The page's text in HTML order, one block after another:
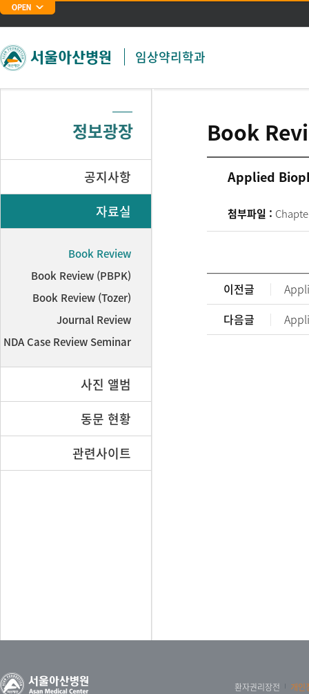
주메뉴 바로가기
본문 바로가기
임상약리학과
정보광장
공지사항
자료실
Book Review
Book Review (PBPK)
Book Review (Tozer)
Journal Review
NDA Case Review Seminar
사진 앨범
동문 현황
관련사이트
Book
Applied
첨부파일 :
이전글
다음글
환자권리장전 개인